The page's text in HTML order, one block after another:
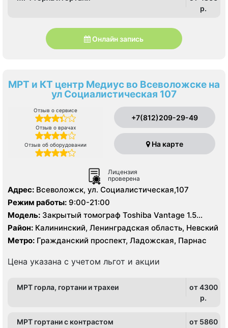
p.
Онлайн запись
МРТ и КТ центр Медиус во Всеволожске на
ул Социалистическая 107
Отзыв о сервисе
Отзыв о врачах
Отзыв об оборудовании
+7(812)209-29-49
На карте
Лицензия
проверена
Адрес: Всеволожск, ул. Социалистическая,107
Режим работы: 9:00-21:00
Модель: Закрытый томограф Toshiba Vantage 1.5
Тесла, КТ Toshiba Alexion 16 срезов
Район: Калининский, Ленинградская область, Невский
Метро: Гражданский проспект, Ладожская, Парнас
Цена указана с учетом льгот и акции
МРТ горла, гортани и трахеи
от 4300
p.
МРТ гортани с контрастом
от 5860